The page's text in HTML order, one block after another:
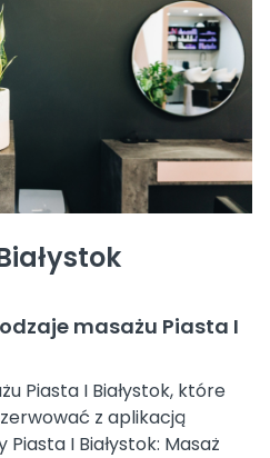
masażu Piasta I
Piasta I Białystok, które
z aplikacją
I Białystok: Masaż